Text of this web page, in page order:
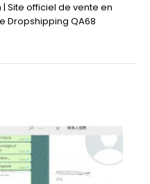
Site officiel de vente en
Dropshipping QA68